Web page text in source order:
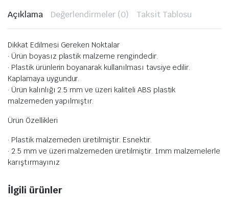
Açıklama Değerlendirmeler (0) Taksit Tablosu
Dikkat Edilmesi Gereken Noktalar
· Ürün boyasız plastik malzeme rengindedir.
· Plastik ürünlerin boyanarak kullanılması tavsiye edilir.
Kaplamaya uygundur.
· Ürün kalınlığı 2.5 mm ve üzeri kaliteli ABS plastik
malzemeden yapılmıştır.
Ürün Özellikleri
· Plastik malzemeden üretilmiştir. Esnektir.
· 2.5 mm ve üzeri malzemeden üretilmiştir. 1mm malzemelerle
karıştırmayınız
İlgili ürünler